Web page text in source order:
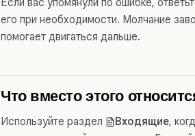
его при необходимости. Молчание
помогает двигаться дальше.
Что вместо этого
Используйте раздел Входящие,